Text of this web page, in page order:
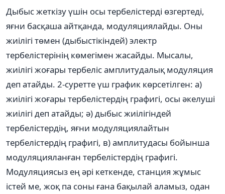
Дыбыс жеткізу үшін осы тербелістерді өзгертеді,
яғни басқаша айтқанда, модуляциялайды. Оны
жиілігі төмен (дыбыстікіндей) электр
тербелістерінің көмегімен жасайды. Мысалы,
жиілігі жоғары тербеліс амплитудалық модуляция
деп атайды. 2-суретте үш график көрсетілген: а)
жиілігі жоғары тербелістердің графигі, осы әкелуші
жиілігі деп атайды; ә) дыбыс жиілігіндей
тербелістердің, яғни модуляциялайтын
тербелістердің графигі, в) амплитудасы бойынша
модуляцияланған тербелістердің графигі.
Модуляциясыз ең әрі кеткенде, станция жұмыс
істей ме, жоқ па соны ғана бақылай аламыз, одан